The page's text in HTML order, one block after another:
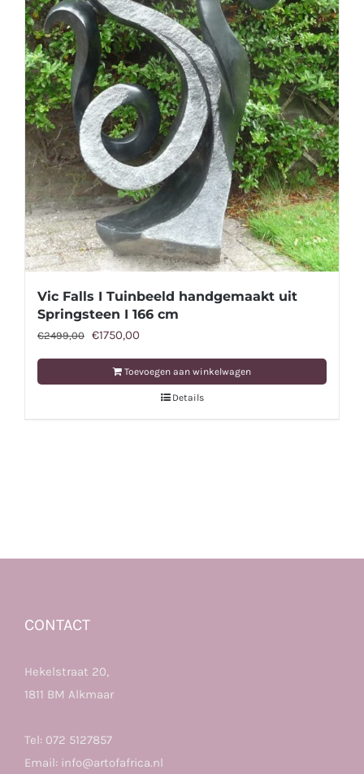
Vic Falls I Tuinbeeld handgemaakt uit
Springsteen I 166 cm
€2499,00 Oorspronkelijke
prijs
was:
€1750,00
prijs
is:
€1750,00.
Toevoegen aan winkelwagen
Details
CONTACT
Hekelstraat 20,
1811 BM Alkmaar
Tel: 072 5127857
Email: info@artofafrica.nl